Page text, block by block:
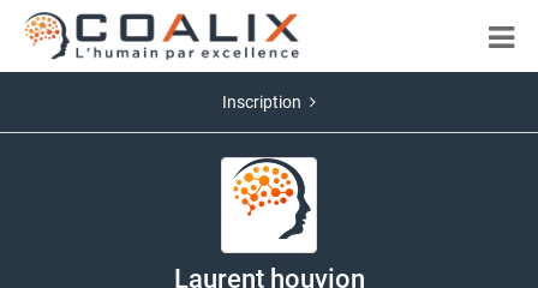
Inscription
Laurent houvion